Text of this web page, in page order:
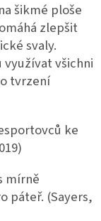
šikmé ploše
zlepšit
svaly.
využívat všichni
tvrzení
ke
mírně
páteř. (Sayers,